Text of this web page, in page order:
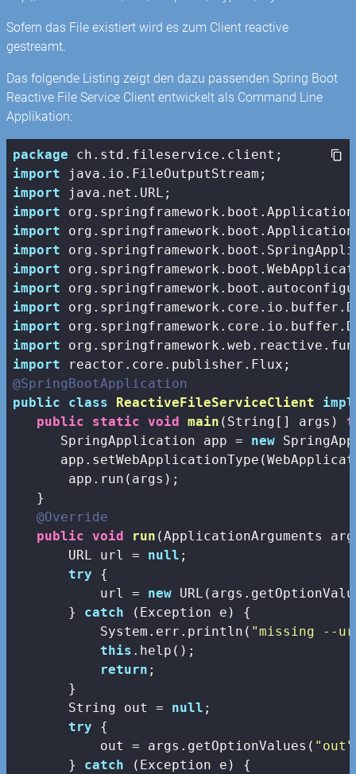
Sofern das File existiert wird es zum Client reactive
gestreamt.
Das folgende Listing zeigt den dazu passenden Spring Boot
Reactive File Service Client entwickelt als Command Line
Applikation:
package
import
import
import
import
import
import
import
import
import
import
import
@SpringBootApplication
public
class ReactiveFileServiceClient
public
static void main (String[] args)
      SpringApplication app =
new
       app.run(args);
   }
@Override
public void run (ApplicationArguments
       URL url =
null ;
try {
           url =
new
       }
catch (Exception e) {
           System.err.println(
"missing --
this .help();
return ;
       }
       String out =
null ;
try {
           out = args.getOptionValues(
"out"
       }
catch (Exception e) {